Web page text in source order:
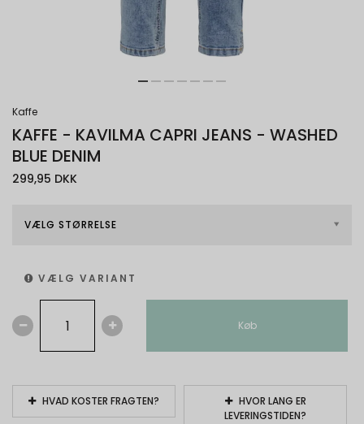
Kaffe
KAFFE - KAVILMA CAPRI JEANS - WASHED
BLUE DENIM
299,95 DKK
VÆLG STØRRELSE
VÆLG VARIANT
Køb
HVAD KOSTER FRAGTEN?
HVOR LANG ER
LEVERINGSTIDEN?